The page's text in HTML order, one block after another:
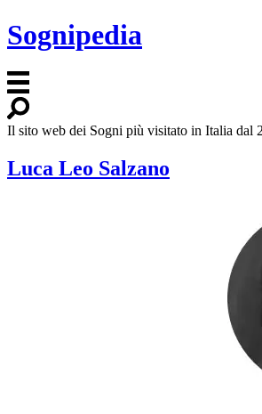
Sognipedia
Il sito web dei Sogni più visitato in Italia dal
Luca Leo Salzano